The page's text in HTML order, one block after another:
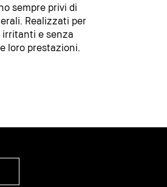
sempre privi di
Realizzati per
irritanti e senza
loro prestazioni.